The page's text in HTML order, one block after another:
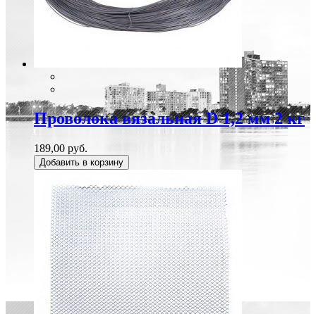
Проволока вязальная D 1,2 мм 2 кг
189,00 руб.
Добавить в корзину